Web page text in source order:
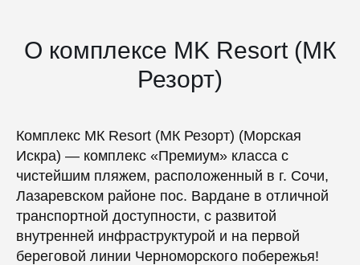
О комплексе MK Resort (МК
Резорт)
Комплекс МК Resort (МК Резорт) (Морская
Искра) — комплекс «Премиум» класса с
чистейшим пляжем, расположенный в г. Сочи,
Лазаревском районе пос. Вардане в отличной
транспортной доступности, с развитой
внутренней инфраструктурой и на первой
береговой линии Черноморского побережья!